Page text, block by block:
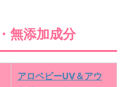
無添加成分
アロベビーUV＆アウ